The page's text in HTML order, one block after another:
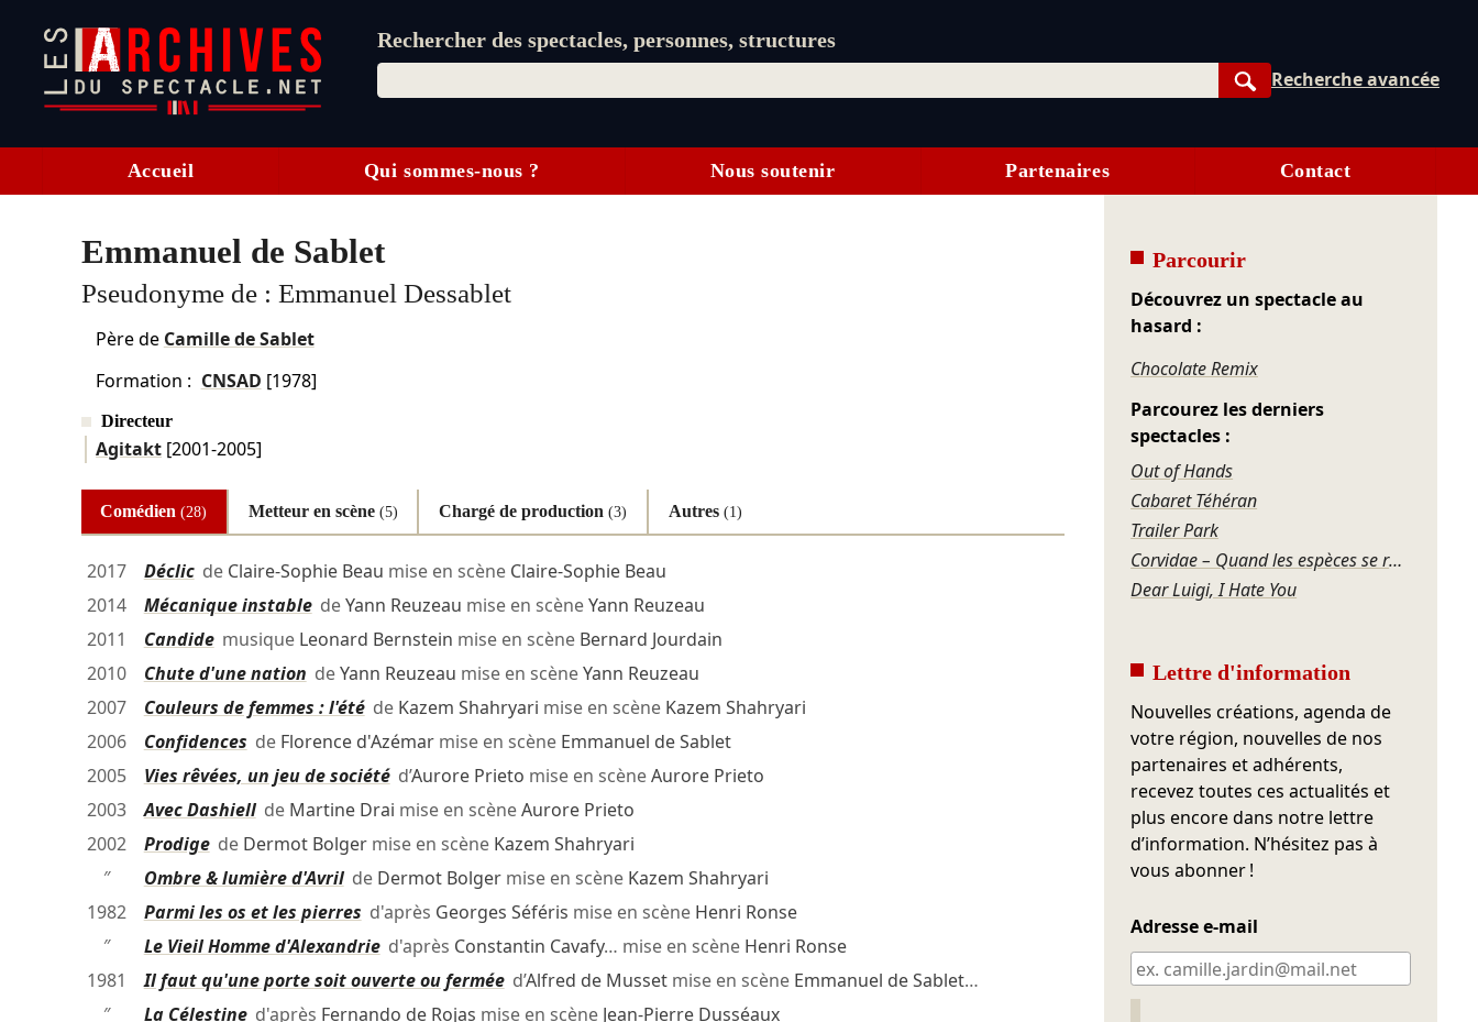
Rechercher des spectacles, personnes, structures
Rechercher
Recherche avancée
Accueil Qui sommes-nous ? Nous soutenir Partenaires Contact
Emmanuel de Sablet
Pseudonyme de : Emmanuel Dessablet
Père de Camille de Sablet
Formation : CNSAD [1978]
Directeur
Agitakt [2001-2005]
Comédien(28) Metteur en scène (5) Chargé de production(3) Autres (1)
2017 Déclicde Claire-Sophie Beau mise en scène Claire-Sophie Beau
2014
Mécanique instabledeYann Reuzeau mise en scèneYann Reuzeau
2011
Candidemusique Leonard Bernstein mise en scène Bernard Jourdain
2010
Chute d'une nation deYann Reuzeau mise en scèneYann Reuzeau
2007
Couleurs de femmes : l'étéde Kazem Shahryari mise en scène Kazem Shahryari
2006
Confidences de Florence d'Azémarmise en scène Emmanuel de Sablet
2005
Vies rêvées, un jeu de sociétéd’Aurore Prieto mise en scèneAurore Prieto
2003
Avec Dashiellde Martine Drai mise en scèneAurore Prieto
2002
Prodigede Dermot Bolgermise en scène Kazem Shahryari
″
Ombre & lumière d'Avrilde Dermot Bolgermise en scène Kazem Shahryari
1982
Parmi les os et les pierres d'après Georges Séféris mise en scène Henri Ronse
″
Le Vieil Homme d'Alexandried'après Constantin Cavafy… mise en scène Henri Ronse
1981
Il faut qu'une porte soit ouverte ou ferméed’Alfred de Mussetmise en scène Emmanuel de Sablet…
″
La Célestined'après Fernando de Rojas mise en scène Jean-Pierre Dusséaux
Parcourir
Découvrez un spectacle au
hasard :
Chocolate Remix
Parcourez les derniers
spectacles :
Out of Hands
Cabaret Téhéran
Trailer Park
Corvidae – Quand les espèces se regardent
Dear Luigi, I Hate You
Lettre d'information
Nouvelles créations, agenda de
votre région, nouvelles de nos
partenaires et adhérents,
recevez toutes ces actualités et
plus encore dans notre lettre
d’information. N’hésitez pas à
vous abonner !
Adresse e-mail